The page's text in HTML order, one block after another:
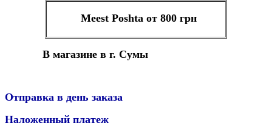
Meest Poshta от 800 грн
В магазине в г. Сумы
Отправка в день заказа
Наложенный платеж